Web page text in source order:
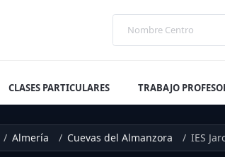
CLASES PARTICULARES TRABAJO
Almería Cuevas del Almanzora IES